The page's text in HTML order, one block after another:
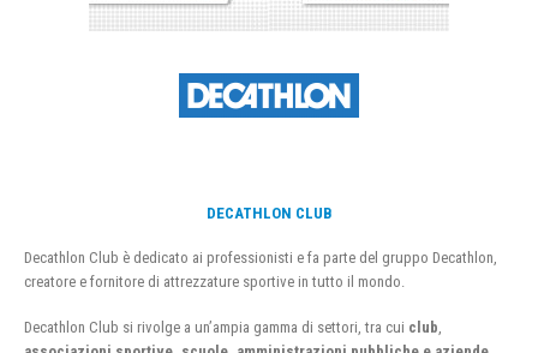
DECATHLON CLUB
Decathlon Club è dedicato ai professionisti e fa parte del gruppo Decathlon,
creatore e fornitore di attrezzature sportive in tutto il mondo.
Decathlon Club si rivolge a un’ampia gamma di settori, tra cui club